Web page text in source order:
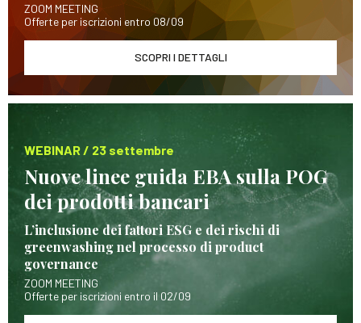
ZOOM MEETING
Offerte per iscrizioni entro 08/09
SCOPRI I DETTAGLI
WEBINAR / 23 settembre
Nuove linee guida EBA sulla POG
dei prodotti bancari
L’inclusione dei fattori ESG e dei rischi di
greenwashing nel processo di product
governance
ZOOM MEETING
Offerte per iscrizioni entro il 02/09